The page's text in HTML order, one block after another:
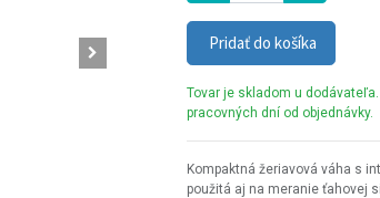
Pridať do košíka
Tovar je skladom u
pracovných dní od objednávky.
Kompaktná žeriavová váha s
použitá aj na meranie ťahovej